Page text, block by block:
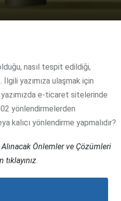
yazımıza ulaşmak için
yazımızda e-ticaret sitelerinde
yönlendirmelerden
kalıcı yönlendirme yapmalıdır?
Önlemler ve Çözümleri
.